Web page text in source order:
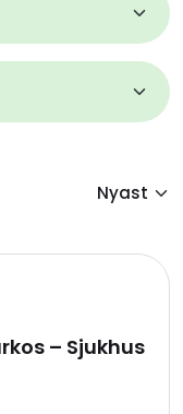
– Sjukhus